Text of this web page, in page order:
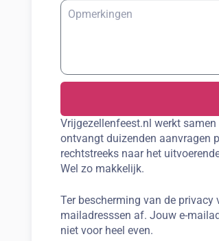
Vrijgezellenfeest.nl werkt
ontvangt duizenden aanvragen
rechtstreeks naar het
Wel zo makkelijk.
Ter bescherming van de
mailadresssen af. Jouw e-
niet voor heel even.